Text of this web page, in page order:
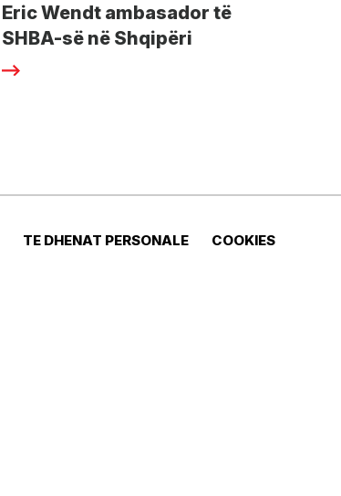
Eric Wendt ambasador të
SHBA-së në Shqipëri
TE DHENAT PERSONALE COOKIES